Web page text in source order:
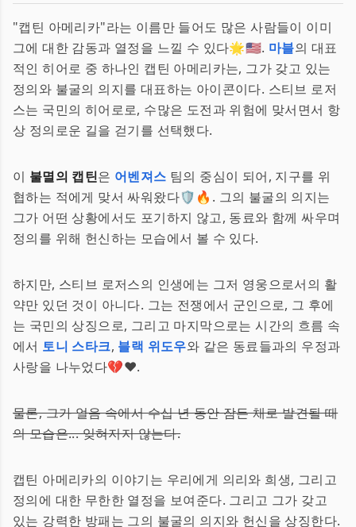
"캡틴 아메리카"라는 이름만 들어도 많은 사람들이 이미
그에 대한 감동과 열정을 느낄 수 있다🌟🇺🇸. 마블의 대표
적인 히어로 중 하나인 캡틴 아메리카는, 그가 갖고 있는
정의와 불굴의 의지를 대표하는 아이콘이다. 스티브 로저
스는 국민의 히어로로, 수많은 도전과 위험에 맞서면서 항
상 정의로운 길을 걷기를 선택했다.
이 불멸의 캡틴은 어벤져스 팀의 중심이 되어, 지구를 위
협하는 적에게 맞서 싸워왔다🛡️🔥. 그의 불굴의 의지는
그가 어떤 상황에서도 포기하지 않고, 동료와 함께 싸우며
정의를 위해 헌신하는 모습에서 볼 수 있다.
하지만, 스티브 로저스의 인생에는 그저 영웅으로서의 활
약만 있던 것이 아니다. 그는 전쟁에서 군인으로, 그 후에
는 국민의 상징으로, 그리고 마지막으로는 시간의 흐름 속
에서 토니 스타크, 블랙 위도우와 같은 동료들과의 우정과
사랑을 나누었다💔❤️.
물론, 그가 얼음 속에서 수십 년 동안 잠든 채로 발견될 때
의 모습은... 잊혀지지 않는다.
캡틴 아메리카의 이야기는 우리에게 의리와 희생, 그리고
정의에 대한 무한한 열정을 보여준다. 그리고 그가 갖고
있는 강력한 방패는 그의 불굴의 의지와 헌신을 상징한다.